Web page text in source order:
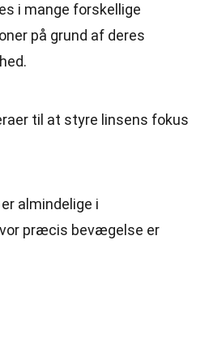
i mange forskellige
på grund af deres
til at styre linsens fokus
almindelige i
præcis bevægelse er